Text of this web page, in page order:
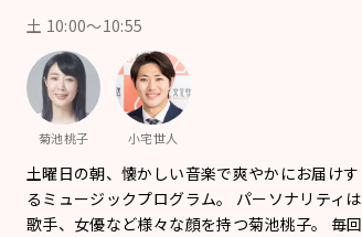
土 10:00〜10:55
菊池桃子 小宅世人
土曜日の朝、懐かしい音楽で爽やかにお届けす
るミュージックプログラム。 パーソナリティは
歌手、女優など様々な顔を持つ菊池桃子。 毎回